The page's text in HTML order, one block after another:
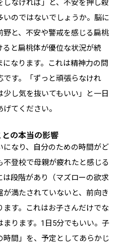
しなければ」と、不安を押し殺
いのではないでしょうか。脳に
野と、不安や警戒を感じる扁桃
と扁桃体が優位な状況が続
なります。これは精神力の問
す。「ずっと頑張らなけれ
し気を抜いてもいい」と一日
てください。
の本当の影響
なり、自分のための時間がど
登校で母親が疲れたと感じる
段階があり（マズローの欲求
満たされていないと、前向き
ます。これはお子さんだけでな
まります。1日5分でもいい。子
時間」を、予定としてあらかじ